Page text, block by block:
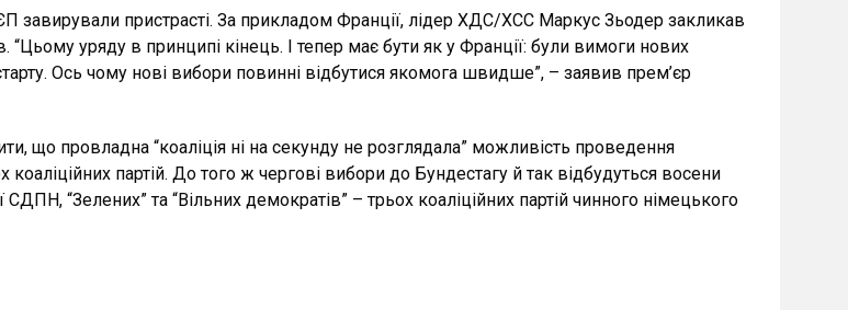
завирували пристрасті. За прикладом Франції, лідер ХДС/ХСС Маркус Зьодер закликав
уряду в принципі кінець. І тепер має бути як у Франції: були вимоги нових
Ось чому нові вибори повинні відбутися якомога швидше”, – заявив прем’єр
що провладна “коаліція ні на секунду не розглядала” можливість проведення
коаліційних партій. До того ж чергові вибори до Бундестагу й так відбудуться восени
“Зелених” та “Вільних демократів” – трьох коаліційних партій чинного німецького